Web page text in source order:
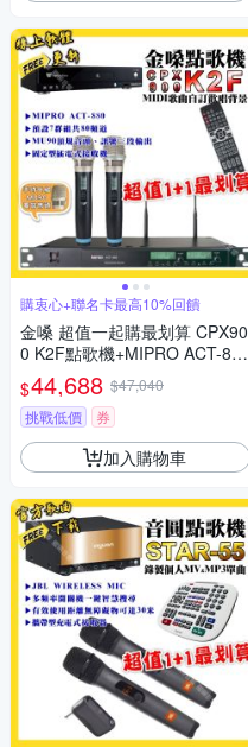
購衷心+聯名卡最高10%回饋
金嗓 超值一起購最划算 CPX90
0 K2F點歌機+MIPRO ACT-880
電容音頭無線麥克風
$44,688 $47,040
挑戰低價
券
加入購物車